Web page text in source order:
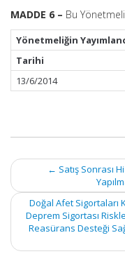
MADDE 6 – Bu
Yönetmeliğin
Tarihi
13/6/2014
Post
navigation
← Satış Sonrası
Doğal Afet Sigortaları
Deprem Sigortası
Reasürans Desteği